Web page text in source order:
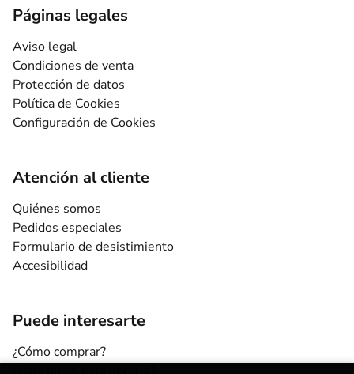
Páginas legales
Aviso legal
Condiciones de venta
Protección de datos
Política de Cookies
Configuración de Cookies
Atención al cliente
Quiénes somos
Pedidos especiales
Formulario de desistimiento
Accesibilidad
Puede interesarte
¿Cómo comprar?